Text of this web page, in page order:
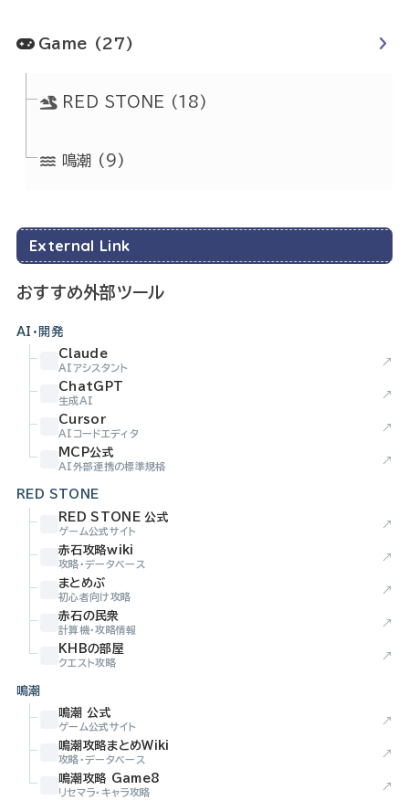
Game (27)
RED STONE (18)
鳴潮 (9)
External Link
おすすめ外部ツール
AI・開発
Claude
AIアシスタント
↗
ChatGPT
生成AI
↗
Cursor
AIコードエディタ
↗
MCP公式
AI外部連携の標準規格
↗
RED STONE
RED STONE 公式
ゲーム公式サイト
↗
赤石攻略wiki
攻略・データベース
↗
まとめぶ
初心者向け攻略
↗
赤石の民衆
計算機・攻略情報
↗
KHBの部屋
クエスト攻略
↗
鳴潮
鳴潮 公式
ゲーム公式サイト
↗
鳴潮攻略まとめWiki
攻略・データベース
↗
鳴潮攻略 Game8
リセマラ・キャラ攻略
↗